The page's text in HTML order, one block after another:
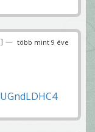
több mint 9 éve
—